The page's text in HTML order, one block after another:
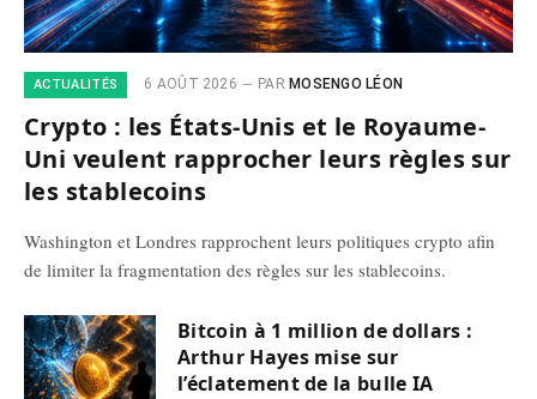
ACTUALITÉS 6 AOÛT 2026 PAR MOSENGO LÉON
Crypto : les États-Unis et le Royaume-
Uni veulent rapprocher leurs règles sur
les stablecoins
Washington et Londres rapprochent leurs politiques crypto afin
de limiter la fragmentation des règles sur les stablecoins.
Bitcoin à 1 million de dollars :
Arthur Hayes mise sur
l’éclatement de la bulle IA